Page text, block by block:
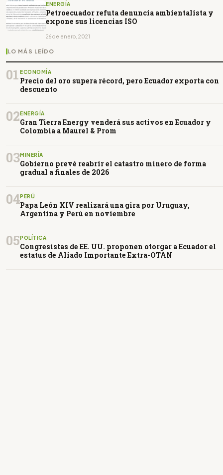
ENERGÍA
Petroecuador refuta denuncia ambientalista y
expone sus licencias ISO
26 de enero, 2021
LO MÁS LEÍDO
01 ECONOMÍA
Precio del oro supera récord, pero Ecuador exporta con
descuento
02ENERGÍA
Gran Tierra Energy venderá sus activos en Ecuador y
Colombia a Maurel & Prom
03MINERÍA
Gobierno prevé reabrir el catastro minero de forma
gradual a finales de 2026
04PERÚ
Papa León XIV realizará una gira por Uruguay,
Argentina y Perú en noviembre
05POLÍTICA
Congresistas de EE. UU. proponen otorgar a Ecuador el
estatus de Aliado Importante Extra-OTAN